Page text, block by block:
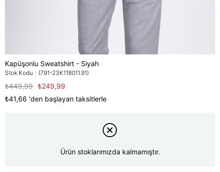
Kapüşonlu Sweatshirt - Siyah
Stok Kodu (791-23K118011.91)
₺449,99 ₺249,99
₺41,66 'den başlayan taksitlerle
Ürün stoklarımızda kalmamıştır.